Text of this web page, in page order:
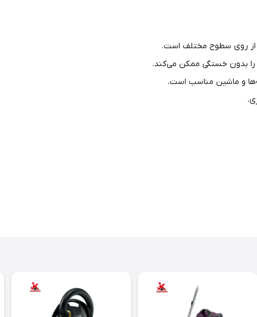
از روی سطوح مختلف است.
را بدون خستگی ممکن می‌کند.
و ماشین مناسب است.